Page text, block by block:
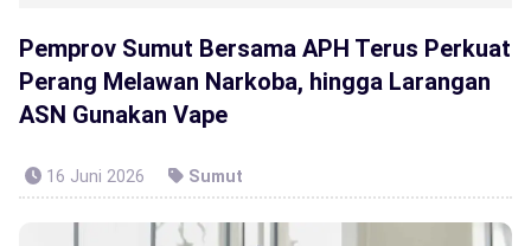
Pemprov Sumut Bersama APH Terus Perkuat
Perang Melawan Narkoba, hingga Larangan
ASN Gunakan Vape
16 Juni 2026 Sumut